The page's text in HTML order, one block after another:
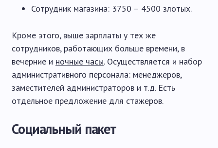
Сотрудник магазина: 3750 – 4500 злотых.
Кроме этого, выше зарплаты у тех же
сотрудников, работающих больше времени, в
вечерние и ночные часы. Осуществляется и набор
административного персонала: менеджеров,
заместителей администраторов и т.д. Есть
отдельное предложение для стажеров.
Социальный пакет